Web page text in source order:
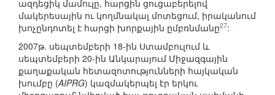
ազդեցիկ մամուլը, հարցին ցուցաբերելով
մակերեսային ու կողմնակալ մոտեցում, իրականում
խոչընդոտել է հարցի խորքային ըմբռնմանը27:
2007թ. սեպտեմբերի 18-ին Ստամբուլում և
սեպտեմբերի 20-ին Անկարայում Միջազգային
քաղաքական հետազոտությունների հայկական
խումբը (AIPRG) կազմակերպել էր երկու